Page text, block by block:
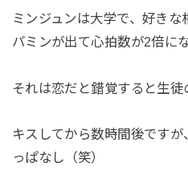
ミンジュンは大学で、好き
パミンが出て心拍数が2倍に
それは恋だと錯覚すると生徒
キスしてから数時間後です
っぱなし（笑）